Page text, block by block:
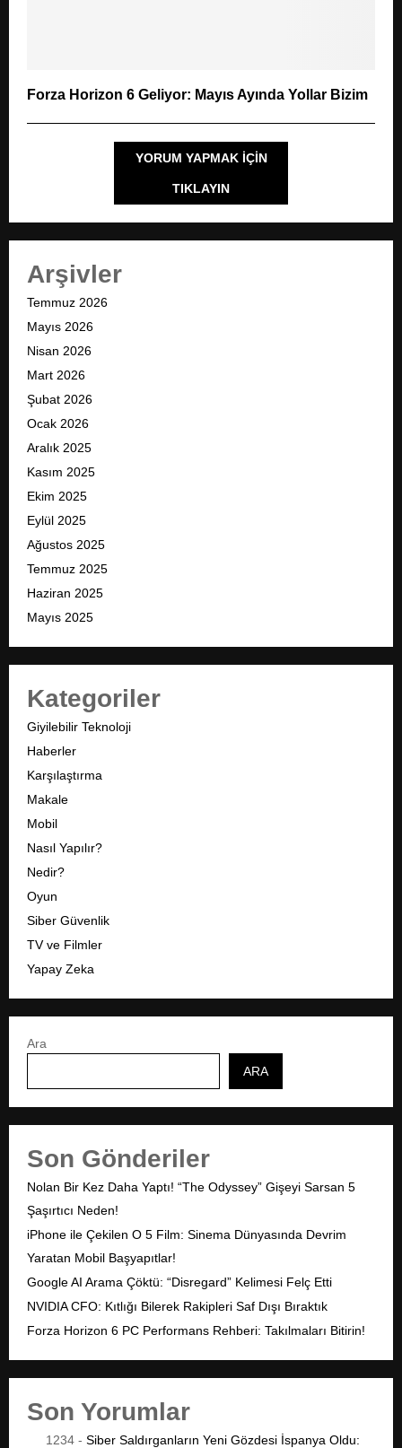
Forza Horizon 6 Geliyor: Mayıs Ayında Yollar Bizim
YORUM YAPMAK IÇIN
TIKLAYIN
Arşivler
Temmuz 2026
Mayıs 2026
Nisan 2026
Mart 2026
Şubat 2026
Ocak 2026
Aralık 2025
Kasım 2025
Ekim 2025
Eylül 2025
Ağustos 2025
Temmuz 2025
Haziran 2025
Mayıs 2025
Kategoriler
Giyilebilir Teknoloji
Haberler
Karşılaştırma
Makale
Mobil
Nasıl Yapılır?
Nedir?
Oyun
Siber Güvenlik
TV ve Filmler
Yapay Zeka
Ara
ARA
Son Gönderiler
Nolan Bir Kez Daha Yaptı! “The Odyssey” Gişeyi Sarsan 5
Şaşırtıcı Neden!
iPhone ile Çekilen O 5 Film: Sinema Dünyasında Devrim
Yaratan Mobil Başyapıtlar!
Google AI Arama Çöktü: “Disregard” Kelimesi Felç Etti
NVIDIA CFO: Kıtlığı Bilerek Rakipleri Saf Dışı Bıraktık
Forza Horizon 6 PC Performans Rehberi: Takılmaları Bitirin!
Son Yorumlar
1234 - Siber Saldırganların Yeni Gözdesi İspanya Oldu: